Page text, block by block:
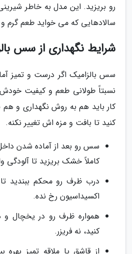
رو بریزید. این مدل به خاطر
سالادهایی که می خواید طعم گرم
شرایط نگهداری از سس
سس بالزامیک اگر درست و تمیز
نسبتاً طولانی طعم و کیفیت
کار باید هم به روش نگهداری و
کنید تا بافت و مزه اش تغییر نکنه.
سس رو بعد از آماده شدن
کاملاً خشک بریزید تا آلودگی
درب ظرف رو محکم ببندید
اکسیداسیون رخ نده.
همواره ظرف رو در یخچال و
کنید، نه فریزر.
از قاشق یا ملاقه تمیز بهره